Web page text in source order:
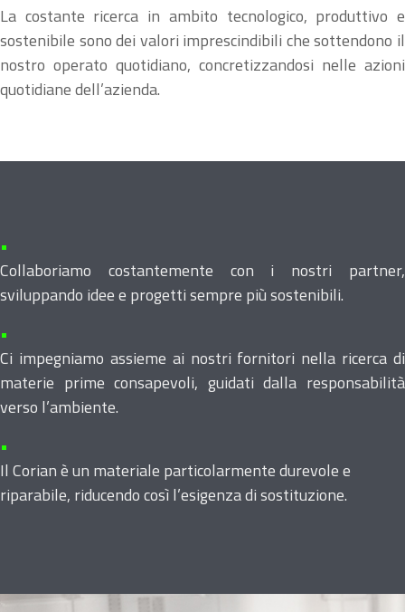
La costante ricerca in ambito tecnologico, produttivo e
sostenibile sono dei valori imprescindibili che sottendono il
nostro operato quotidiano, concretizzandosi nelle azioni
quotidiane dell’azienda.
•
Collaboriamo costantemente con i nostri partner,
sviluppando idee e progetti sempre più sostenibili.
•
Ci impegniamo assieme ai nostri fornitori nella ricerca di
materie prime consapevoli, guidati dalla responsabilità
verso l’ambiente.
•
Il Corian è un materiale particolarmente durevole e
riparabile, riducendo così l’esigenza di sostituzione.